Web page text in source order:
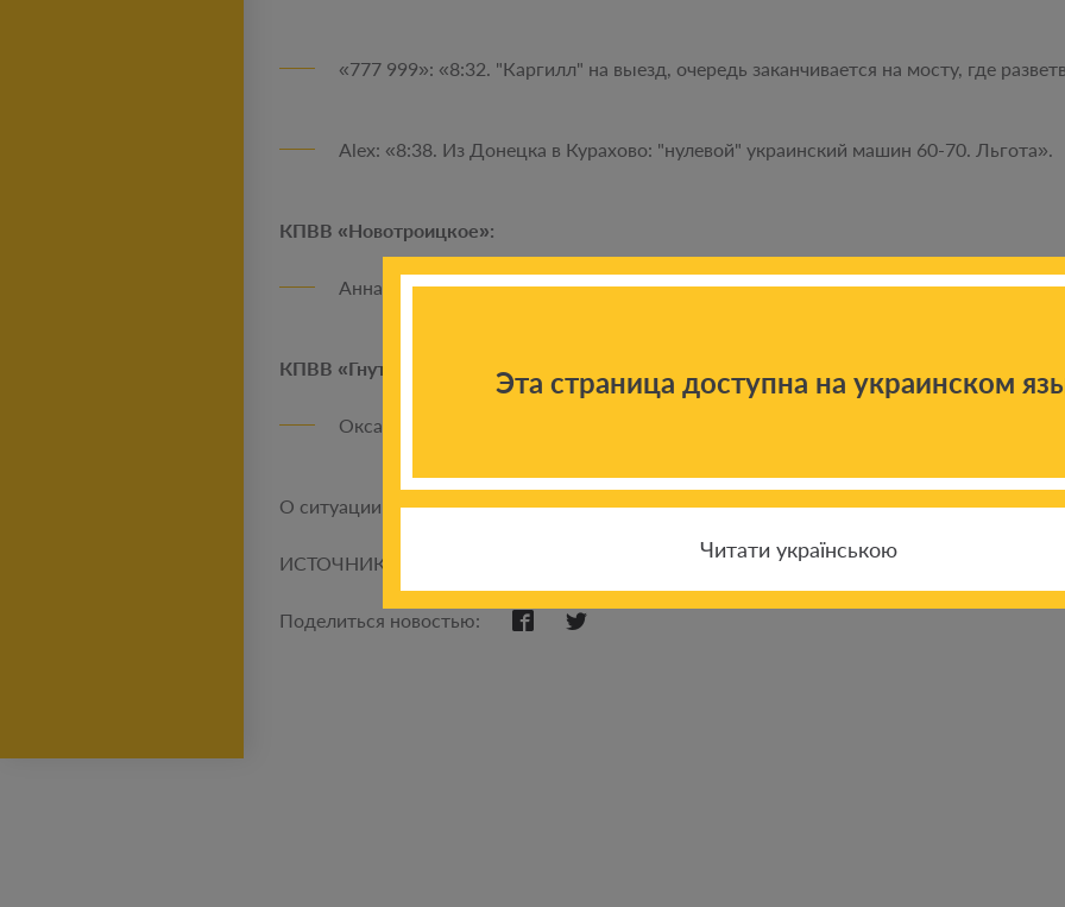
«777 999»: «8:32. "Каргилл" на выезд, очередь заканчивается на мосту, где
Alex: «8:38. Из Донецка в Курахово: "нулевой" украинский машин 60-70. Льгота».
КПВВ «Новотроицкое»:
Анна: «9:04. В Еленовке в Волноваху основная – до церкви. Льгота около 50».
КПВВ «Гнутово»:
Оксана: «9:13. В сторону Мариуполя перед блокпостом "ДНР" очередь
О ситуации на других КПВВ пользователи соцсетей не сообщают.
ИСТОЧНИК
Поделиться новостью:
Эта страница доступна на украинском
Читати українською